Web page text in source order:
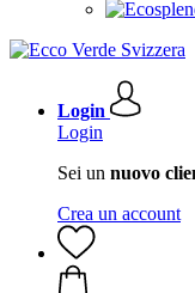
Login
Login
Sei un nuovo
Crea un account